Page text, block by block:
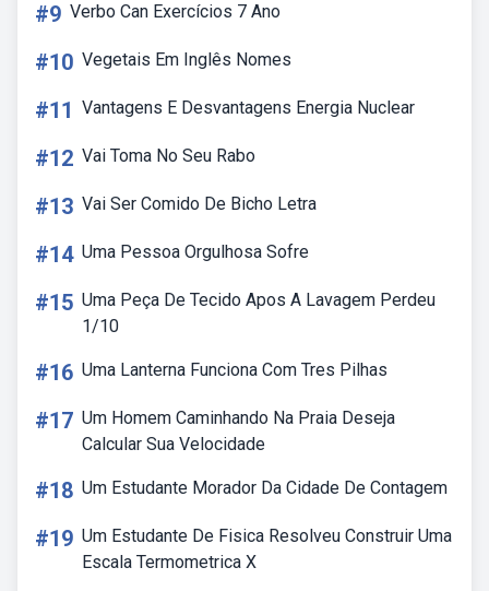
#9 Verbo Can Exercícios 7 Ano
#10 Vegetais Em Inglês Nomes
#11 Vantagens E Desvantagens Energia Nuclear
#12 Vai Toma No Seu Rabo
#13 Vai Ser Comido De Bicho Letra
#14 Uma Pessoa Orgulhosa Sofre
#15 Uma Peça De Tecido Apos A Lavagem Perdeu
1/10
#16 Uma Lanterna Funciona Com Tres Pilhas
#17 Um Homem Caminhando Na Praia Deseja
Calcular Sua Velocidade
#18 Um Estudante Morador Da Cidade De Contagem
#19 Um Estudante De Fisica Resolveu Construir Uma
Escala Termometrica X